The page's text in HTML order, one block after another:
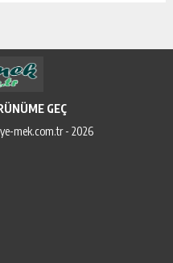
GEÇ
mek.com.tr - 2026